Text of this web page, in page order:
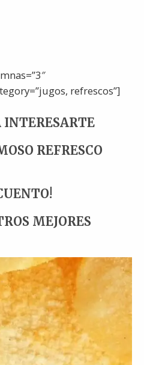
refrescos”]
REFRESCO
MEJORES